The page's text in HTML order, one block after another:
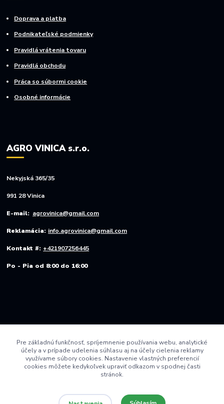
Doprava a platba
Podnikateľské podmienky
Pravidlá vrátenia tovaru
Pravidlá obchodu
Práca so súbormi cookie
Osobné informácie
AGRO VINICA s.r.o.
Nekyjská 365/35
991 28 Vinica
E-mail: agrovinica@gmail.com
Reklamácia: info.agrovinica@gmail.com
Kontakt #: +421907256445
Po - Pia od 8:00 do 16:00
Pre základnú funkčnosť, spríjemnenie používania webu, analytické
účely a v prípade udelenia súhlasu aj na účely cielenia reklamy
využívame súbory cookies. Nastavenie vlastných preferencií
cookies môžete kedykoľvek upraviť odkazom v spodnej časti
stránok.